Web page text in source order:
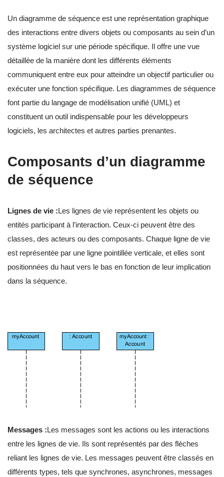
Un diagramme de séquence est une représentation graphique
des interactions entre divers objets ou composants au sein d’un
système logiciel sur une période spécifique. Il offre une vue
détaillée de la manière dont les différents éléments
communiquent entre eux pour atteindre un objectif particulier ou
exécuter une fonction spécifique. Les diagrammes de séquence
font partie du langage de modélisation unifié (UML) et
constituent un outil indispensable pour les développeurs
logiciels, les architectes et autres parties prenantes.
Composants d’un diagramme
de séquence
Lignes de vie :Les lignes de vie représentent les objets ou
entités participant à l’interaction. Ceux-ci peuvent être des
classes, des acteurs ou des composants. Chaque ligne de vie
est représentée par une ligne pointillée verticale, et elles sont
positionnées du haut vers le bas en fonction de leur implication
dans la séquence.
Messages :Les messages sont les actions ou les interactions
entre les lignes de vie. Ils sont représentés par des flèches
reliant les lignes de vie. Les messages peuvent être classés en
différents types, tels que synchrones, asynchrones, messages